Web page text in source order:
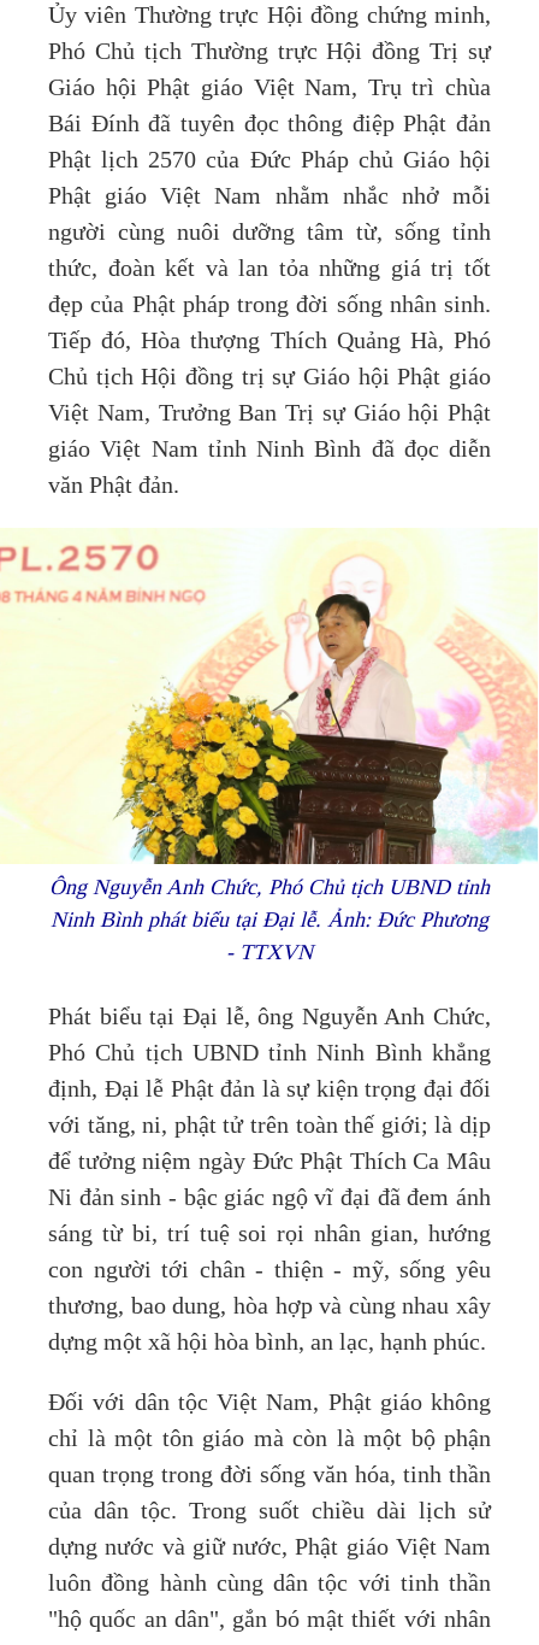
Ủy viên Thường trực Hội đồng chứng minh,
Phó Chủ tịch Thường trực Hội đồng Trị sự
Giáo hội Phật giáo Việt Nam, Trụ trì chùa
Bái Đính đã tuyên đọc thông điệp Phật đản
Phật lịch 2570 của Đức Pháp chủ Giáo hội
Phật giáo Việt Nam nhằm nhắc nhở mỗi
người cùng nuôi dưỡng tâm từ, sống tỉnh
thức, đoàn kết và lan tỏa những giá trị tốt
đẹp của Phật pháp trong đời sống nhân sinh.
Tiếp đó, Hòa thượng Thích Quảng Hà, Phó
Chủ tịch Hội đồng trị sự Giáo hội Phật giáo
Việt Nam, Trưởng Ban Trị sự Giáo hội Phật
giáo Việt Nam tỉnh Ninh Bình đã đọc diễn
văn Phật đản.
Ông Nguyễn Anh Chức, Phó Chủ tịch UBND tỉnh
Ninh Bình phát biểu tại Đại lễ. Ảnh: Đức Phương
- TTXVN
Phát biểu tại Đại lễ, ông Nguyễn Anh Chức,
Phó Chủ tịch UBND tỉnh Ninh Bình khẳng
định, Đại lễ Phật đản là sự kiện trọng đại đối
với tăng, ni, phật tử trên toàn thế giới; là dịp
để tưởng niệm ngày Đức Phật Thích Ca Mâu
Ni đản sinh - bậc giác ngộ vĩ đại đã đem ánh
sáng từ bi, trí tuệ soi rọi nhân gian, hướng
con người tới chân - thiện - mỹ, sống yêu
thương, bao dung, hòa hợp và cùng nhau xây
dựng một xã hội hòa bình, an lạc, hạnh phúc.
Đối với dân tộc Việt Nam, Phật giáo không
chỉ là một tôn giáo mà còn là một bộ phận
quan trọng trong đời sống văn hóa, tinh thần
của dân tộc. Trong suốt chiều dài lịch sử
dựng nước và giữ nước, Phật giáo Việt Nam
luôn đồng hành cùng dân tộc với tinh thần
"hộ quốc an dân", gắn bó mật thiết với nhân